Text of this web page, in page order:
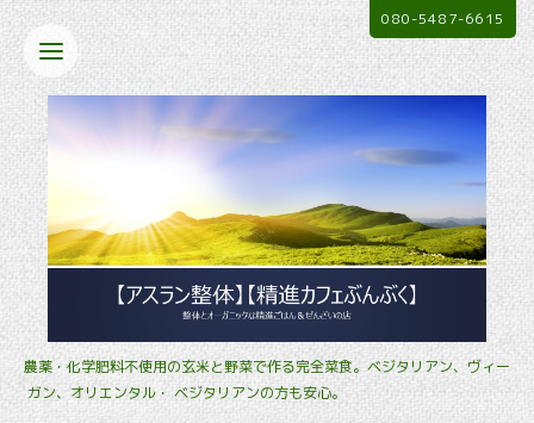
農薬・化学肥料不使用の玄米と野菜で作る完全菜食。ベジタリアン、ヴィー
ガン、オリエンタル・ ベジタリアンの方も安心。
080-5487-6615